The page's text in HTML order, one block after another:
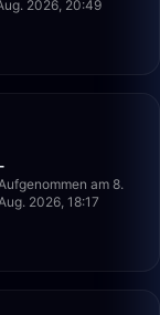
2026, 20:49
-
Aufgenommen am 8.
Aug. 2026, 18:17